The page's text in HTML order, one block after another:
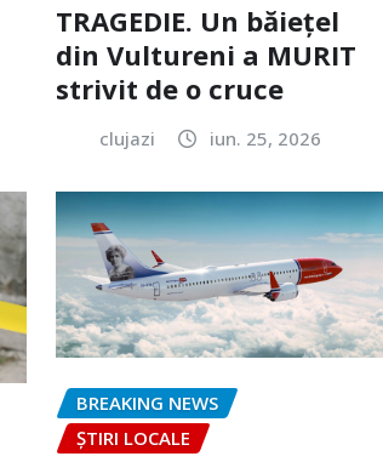
TRAGEDIE. Un băiețel
din Vultureni a MURIT
strivit de o cruce
clujazi iun. 25, 2026
BREAKING NEWS
ȘTIRI LOCALE